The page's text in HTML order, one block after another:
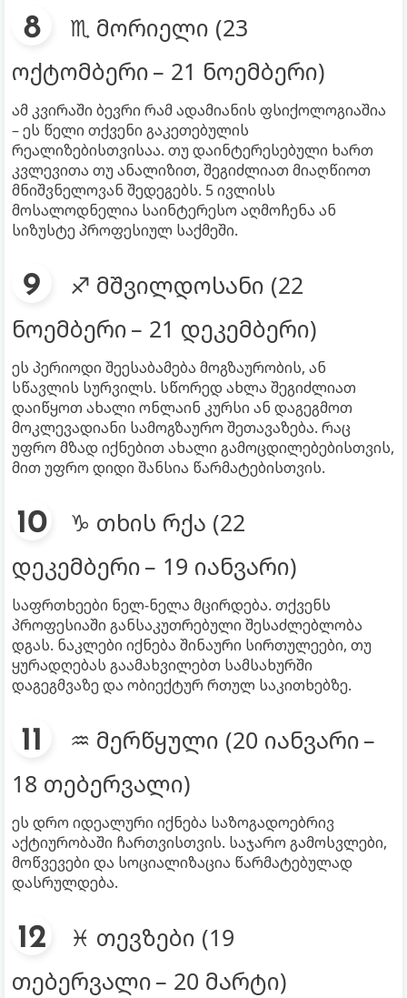
♏ მორიელი (23
ოქტომბერი – 21 ნოემბერი)
ამ კვირაში ბევრი რამ ადამიანის ფსიქოლოგიაშია
– ეს წელი თქვენი გაკეთებულის
რეალიზებისთვისაა. თუ დაინტერესებული ხართ
კვლევითა თუ ანალიზით, შეგიძლიათ მიაღწიოთ
მნიშვნელოვან შედეგებს. 5 ივლისს
მოსალოდნელია საინტერესო აღმოჩენა ან
სიზუსტე პროფესიულ საქმეში.
♐ მშვილდოსანი (22
ნოემბერი – 21 დეკემბერი)
ეს პერიოდი შეესაბამება მოგზაურობის, ან
სწავლის სურვილს. სწორედ ახლა შეგიძლიათ
დაიწყოთ ახალი ონლაინ კურსი ან დაგეგმოთ
მოკლევადიანი სამოგზაურო შეთავაზება. რაც
უფრო მზად იქნებით ახალი გამოცდილებებისთვის,
მით უფრო დიდი შანსია წარმატებისთვის.
♑ თხის რქა (22
დეკემბერი – 19 იანვარი)
საფრთხეები ნელ-ნელა მცირდება. თქვენს
პროფესიაში განსაკუთრებული შესაძლებლობა
დგას. ნაკლები იქნება შინაური სირთულეები, თუ
ყურადღებას გაამახვილებთ სამსახურში
დაგეგმვაზე და ობიექტურ რთულ საკითხებზე.
♒ მერწყული (20 იანვარი –
18 თებერვალი)
ეს დრო იდეალური იქნება საზოგადოებრივ
აქტიურობაში ჩართვისთვის. საჯარო გამოსვლები,
მოწვევები და სოციალიზაცია წარმატებულად
დასრულდება.
♓ თევზები (19
თებერვალი – 20 მარტი)